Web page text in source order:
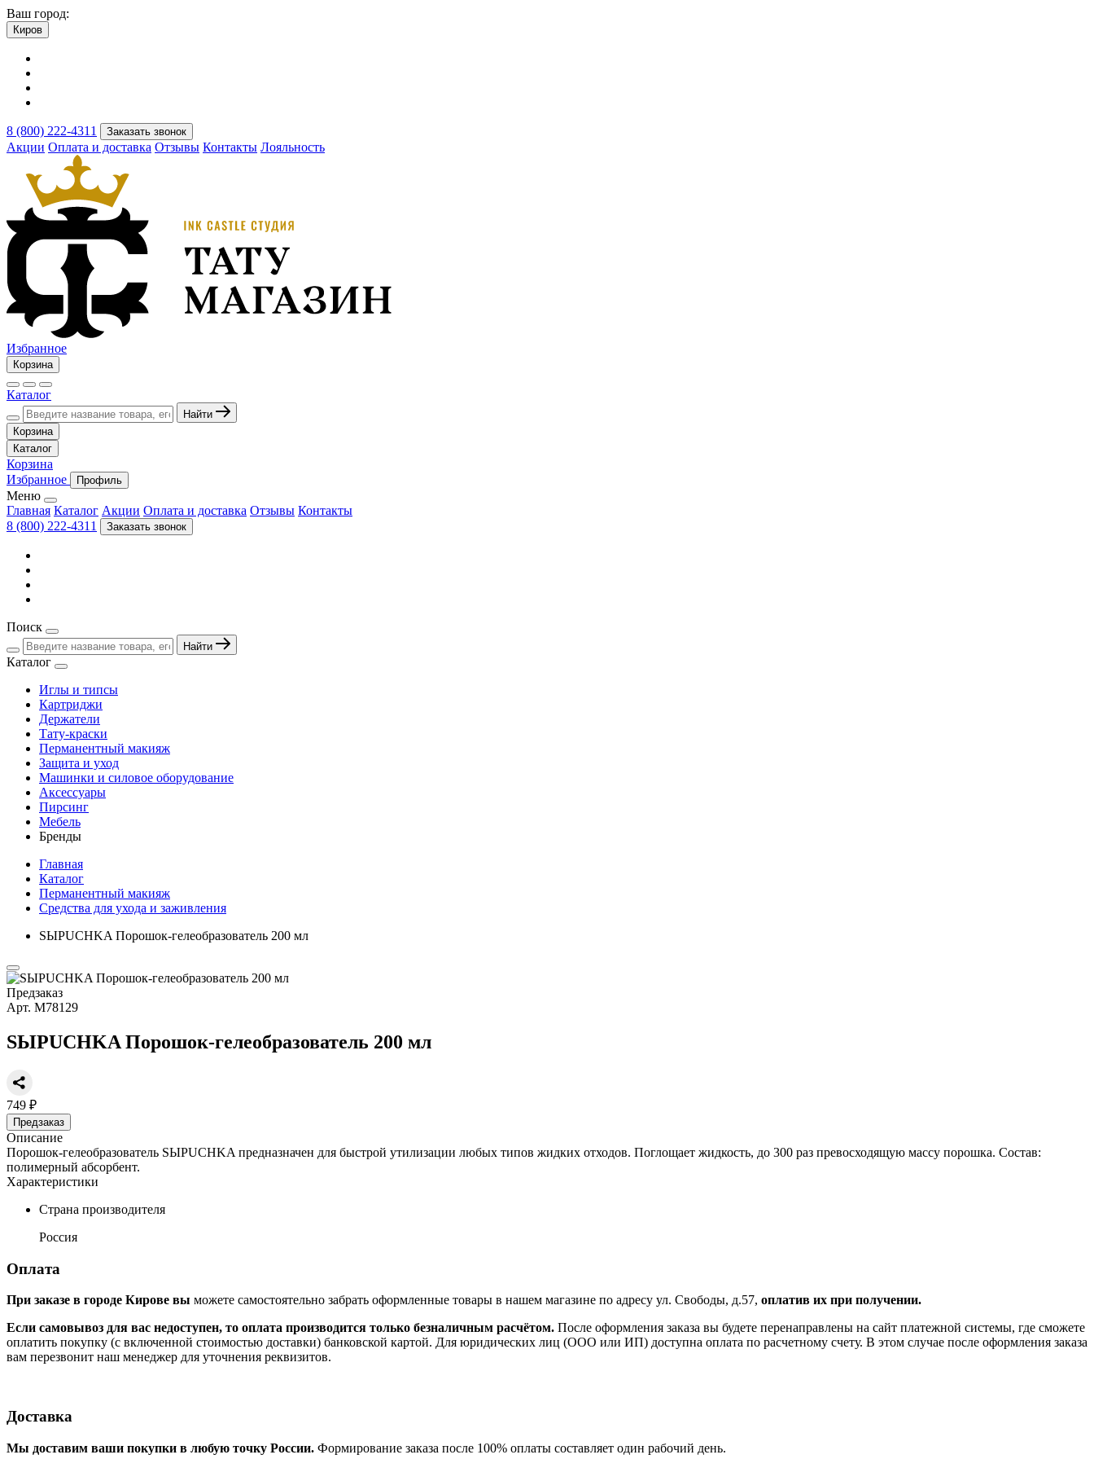
Ваш город:
Киров
8 (800) 222-4311 Заказать звонок
Акции Оплата и доставка Отзывы Контакты Лояльность
Избранное
Корзина
Каталог
Найти
Корзина
Каталог
Корзина
Избранное
Профиль
Меню
Главная Каталог Акции Оплата и доставка Отзывы Контакты
8 (800) 222-4311
Заказать звонок
Поиск
Найти
Каталог
Иглы и типсы
Картриджи
Держатели
Тату-краски
Перманентный макияж
Защита и уход
Машинки и силовое оборудование
Аксессуары
Пирсинг
Мебель
Бренды
Главная
Каталог
Перманентный макияж
Средства для ухода и заживления
SЫPUCHKA Порошок-гелеобразователь 200 мл
Предзаказ
Арт. М78129
SЫPUCHKA Порошок-гелеобразователь 200 мл
749 ₽
Предзаказ
Описание
Порошок-гелеобразователь SЫPUCHKA предназначен для быстрой утилизации любых типов жидких отходов. Поглощает жидкость, до 300 раз превосходящую массу порошка. Состав:
полимерный абсорбент.
Характеристики
Страна производителя
Россия
Оплата
При заказе в городе Кирове вы можете самостоятельно забрать оформленные товары в нашем магазине по адресу ул. Свободы, д.57, оплатив их при получении.
Если самовывоз для вас недоступен, то оплата производится только безналичным расчётом. После оформления заказа вы будете перенаправлены на сайт платежной системы, где сможете
оплатить покупку (с включенной стоимостью доставки) банковской картой. Для юридических лиц (ООО или ИП) доступна оплата по расчетному счету. В этом случае после оформления заказа
вам перезвонит наш менеджер для уточнения реквизитов.
Доставка
Мы доставим ваши покупки в любую точку России. Формирование заказа после 100% оплаты составляет один рабочий день.